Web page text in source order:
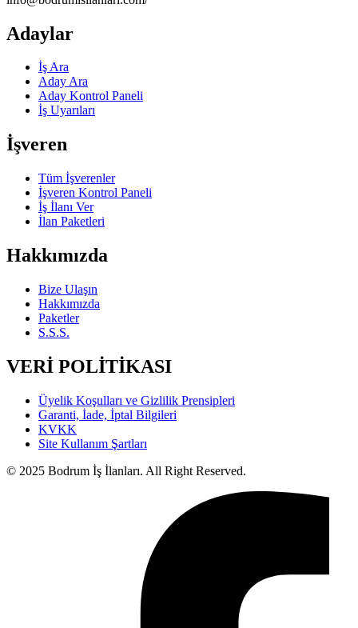
Adaylar
İş Ara
Aday Ara
Aday Kontrol Paneli
İş Uyarıları
İşveren
Tüm İşverenler
İşveren Kontrol Paneli
İş İlanı Ver
İlan Paketleri
Hakkımızda
Bize Ulaşın
Hakkımızda
Paketler
S.S.S.
VERİ POLİTİKASI
Üyelik Koşulları ve Gizlilik Prensipleri
Garanti, İade, İptal Bilgileri
KVKK
Site Kullanım Şartları
© 2025 Bodrum İş İlanları. All Right Reserved.